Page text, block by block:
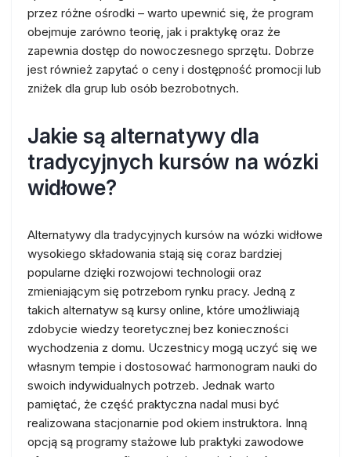
przez różne ośrodki – warto upewnić się, że program
obejmuje zarówno teorię, jak i praktykę oraz że
zapewnia dostęp do nowoczesnego sprzętu. Dobrze
jest również zapytać o ceny i dostępność promocji lub
zniżek dla grup lub osób bezrobotnych.
Jakie są alternatywy dla
tradycyjnych kursów na wózki
widłowe?
Alternatywy dla tradycyjnych kursów na wózki widłowe
wysokiego składowania stają się coraz bardziej
popularne dzięki rozwojowi technologii oraz
zmieniającym się potrzebom rynku pracy. Jedną z
takich alternatyw są kursy online, które umożliwiają
zdobycie wiedzy teoretycznej bez konieczności
wychodzenia z domu. Uczestnicy mogą uczyć się we
własnym tempie i dostosować harmonogram nauki do
swoich indywidualnych potrzeb. Jednak warto
pamiętać, że część praktyczna nadal musi być
realizowana stacjonarnie pod okiem instruktora. Inną
opcją są programy stażowe lub praktyki zawodowe